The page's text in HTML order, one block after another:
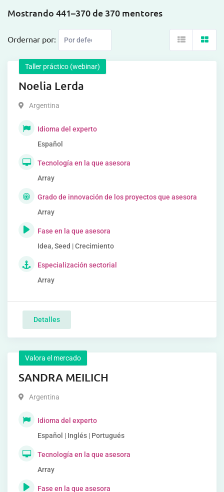
Mostrando 441–370 de 370 mentores
Ordernar por:
Taller práctico (webinar)
Noelia Lerda
Argentina
Idioma del experto
Español
Tecnología en la que asesora
Array
Grado de innovación de los proyectos que asesora
Array
Fase en la que asesora
Idea, Seed | Crecimiento
Especialización sectorial
Array
Detalles
Valora el mercado
SANDRA MEILICH
Argentina
Idioma del experto
Español | Inglés | Portugués
Tecnología en la que asesora
Array
Fase en la que asesora